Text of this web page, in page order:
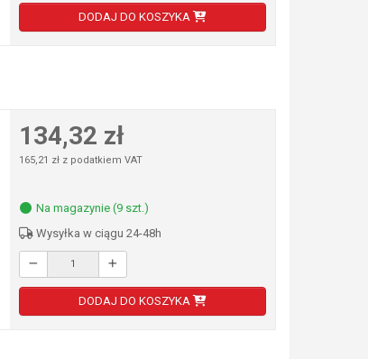
DODAJ DO KOSZYKA
134,32 zł
165,21 zł z podatkiem VAT
Na magazynie (9 szt.)
Wysyłka w ciągu 24-48h
DODAJ DO KOSZYKA